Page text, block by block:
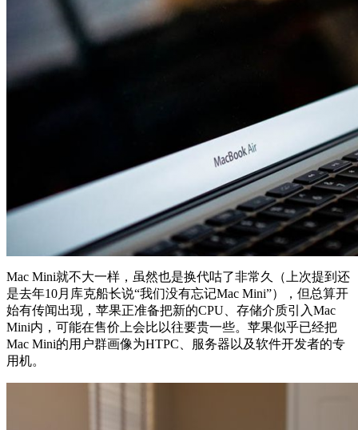
Mac Mini就不大一样，虽然也是换代咕了非常久（上次提到还
是去年10月库克船长说“我们没有忘记Mac Mini”），但总算开
始有传闻出现，苹果正准备把新的CPU、存储介质引入Mac
Mini内，可能在售价上会比以往要贵一些。苹果似乎已经把
Mac Mini的用户群画像为HTPC、服务器以及软件开发者的专
用机。